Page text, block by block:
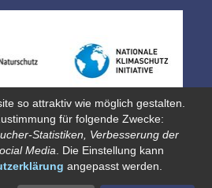
so attraktiv wie möglich gestalten.
für folgende Zwecke:
Statistiken, Verbesserung der
Media . Die Einstellung kann
angepasst werden.